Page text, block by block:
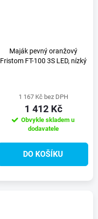
Maják pevný oranžový
Fristom FT-100 3S LED, nízký
1 167 Kč bez DPH
1 412 Kč
Obvykle skladem u
dodavatele
DO KOŠÍKU